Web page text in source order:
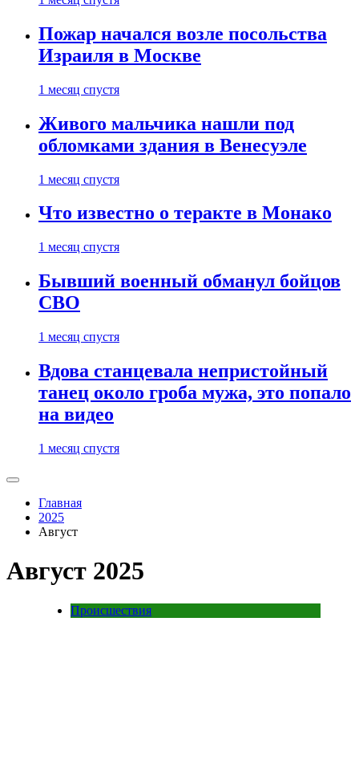
Пожар начался возле посольства
Израиля в Москве
1 месяц спустя
Живого мальчика нашли под
обломками здания в Венесуэле
1 месяц спустя
Что известно о теракте в Монако
1 месяц спустя
Бывший военный обманул бойцов
СВО
1 месяц спустя
Вдова станцевала непристойный
танец около гроба мужа, это попало
на видео
1 месяц спустя
Главная
2025
Август
Август 2025
Происшествия